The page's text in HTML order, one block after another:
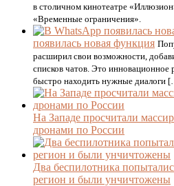
в столичном кинотеатре
«Временные ограничения».
появилась новая функция
расширил свои возможности,
списков чатов. Это
быстро находить нужные диалоги
На Западе просчитали
дронами по России
Два беспилотника
регион и были унчичтожены